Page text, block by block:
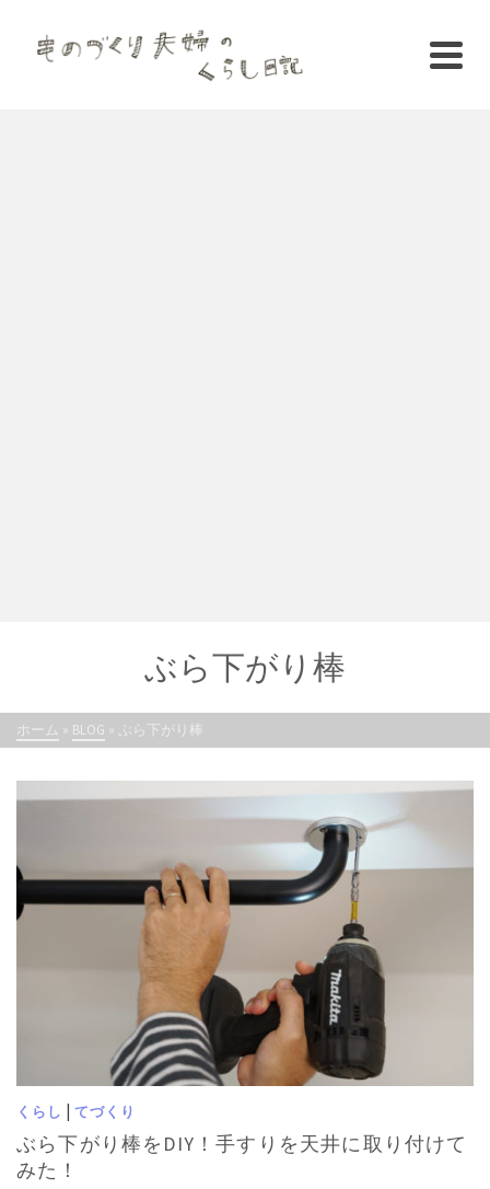
ぶら下がり棒
ホーム » BLOG » ぶら下がり棒
くらし | てづくり
ぶら下がり棒をDIY！手すりを天井に取り付けて
みた！